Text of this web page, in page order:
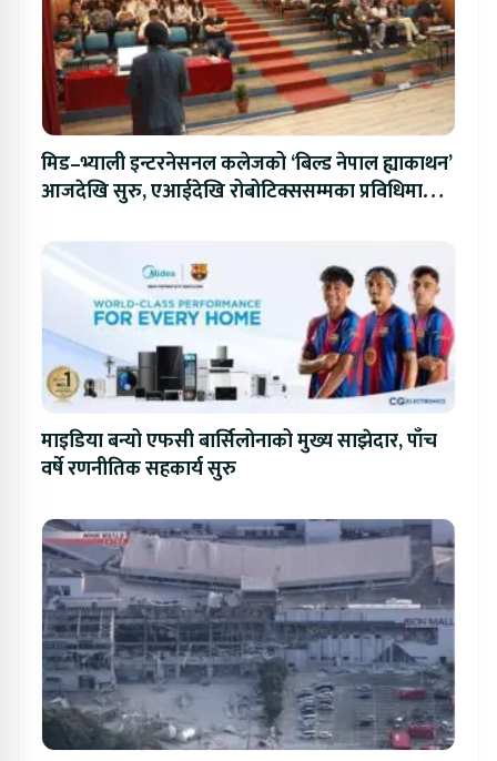
मिड–भ्याली इन्टरनेसनल कलेजको ‘बिल्ड नेपाल ह्याकाथन’
आजदेखि सुरु, एआईदेखि रोबोटिक्ससम्मका प्रविधिमा
माइडिया बन्यो एफसी बार्सिलोनाको मुख्य साझेदार, पाँच
वर्षे रणनीतिक सहकार्य सुरु